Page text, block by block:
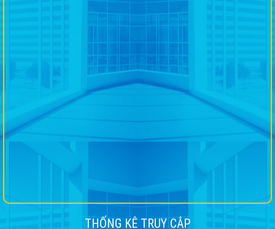
THỐNG KÊ TRUY CẬP